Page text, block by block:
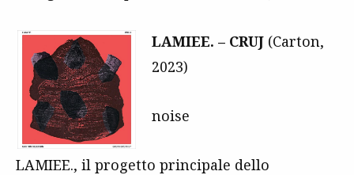
LAMIEE. – CRUJ (Carton,
2023)
noise
LAMIEE., il progetto principale dello